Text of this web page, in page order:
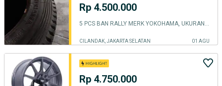
Rp 4.500.000
CILANDAK, JAKARTA SELATAN 01 AGU
Rp 4.750.000